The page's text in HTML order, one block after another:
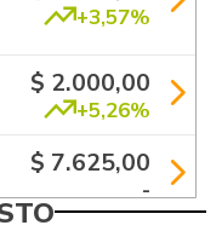
+3,57%
$ 2.000,00
+5,26%
$ 7.625,00
-